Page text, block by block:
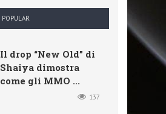
POPULAR
Il drop “New Old” di
Shaiya dimostra
come gli MMO ...
137